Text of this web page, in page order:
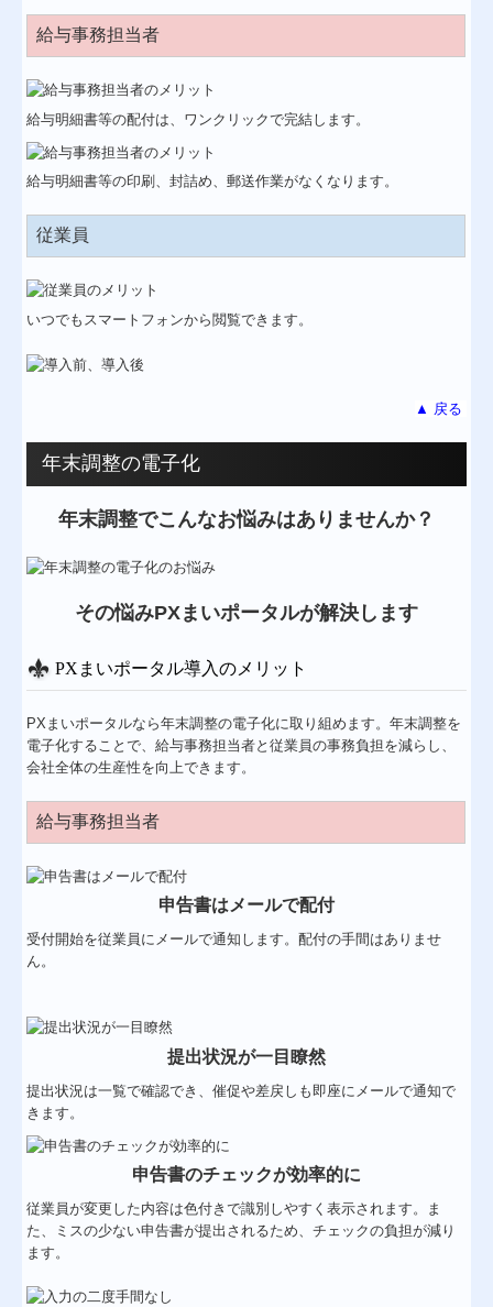
給与事務担当者
給与明細書等の配付は、ワンクリックで完結します。
給与明細書等の印刷、封詰め、郵送作業がなくなります。
従業員
いつでもスマートフォンから閲覧できます。
▲ 戻る
年末調整の電子化
年末調整でこんなお悩みはありませんか？
その悩みPXまいポータルが解決します
PXまいポータル導入のメリット
PXまいポータルなら年末調整の電子化に取り組めます。年末調整を
電子化することで、給与事務担当者と従業員の事務負担を減らし、
会社全体の生産性を向上できます。
給与事務担当者
申告書はメールで配付
受付開始を従業員にメールで通知します。配付の手間はありませ
ん。
提出状況が一目瞭然
提出状況は一覧で確認でき、催促や差戻しも即座にメールで通知で
きます。
申告書のチェックが効率的に
従業員が変更した内容は色付きで識別しやすく表示されます。ま
た、ミスの少ない申告書が提出されるため、チェックの負担が減り
ます。